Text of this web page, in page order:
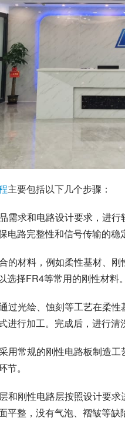
主要包括以下几个步骤：
需求和电路设计要求，进
电路完整性和信号传输的稳
的材料，例如柔性基材、
选择FR4等常用的刚性材料。
过光绘、蚀刻等工艺在柔
进行加工。完成后，进行清
用常规的刚性电路板制造
。
和刚性电路层按照设计要
平整，没有气泡、褶皱等缺